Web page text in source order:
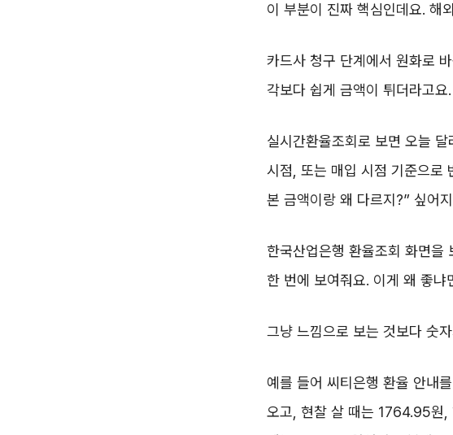
이 부분이 진짜 핵심인데요. 해
카드사 청구 단계에서 원화로
각보다 쉽게 금액이 튀더라고요.
실시간환율조회로 보면 오늘
시점, 또는 매입 시점 기준으로
본 금액이랑 왜 다르지?” 싶어
한국산업은행 환율조회 화면을
한 번에 보여줘요. 이게 왜 좋
그냥 느낌으로 보는 것보다 숫
예를 들어 씨티은행 환율 안내
오고, 현찰 살 때는 1764.95원